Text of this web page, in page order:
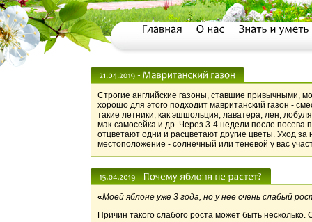
Строгие английские газоны, ставшие привычными,
хорошо для этого подходит мавританский газон -
такие летники, как эшшольция, лаватера, лен,
мак-самосейка и др. Через 3-4 недели после посева
отцветают одни и расцветают другие цветы. Уход
местоположение - солнечный или теневой у вас
«Моей яблоне уже 3 года, но у нее очень слабый
Причин такого слабого роста может быть